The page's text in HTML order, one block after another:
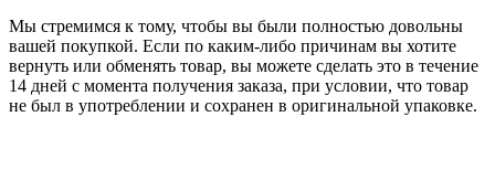
Мы стремимся к тому, чтобы вы были полностью довольны
вашей покупкой. Если по каким-либо причинам вы хотите
вернуть или обменять товар, вы можете сделать это в течение
14 дней с момента получения заказа, при условии, что товар
не был в употреблении и сохранен в оригинальной упаковке.